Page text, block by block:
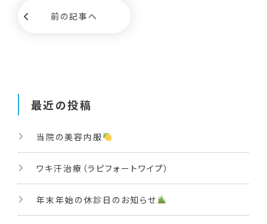
前の記事へ
最近の投稿
当院の美容内服
ワキ汗治療（ラピフォートワイプ）
年末年始の休診日のお知らせ